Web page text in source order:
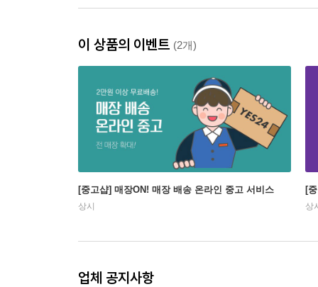
이 상품의 이벤트 (2개)
[중고샵] 매장ON! 매장 배송 온라인 중고 서비스
상시
[
상
업체 공지사항